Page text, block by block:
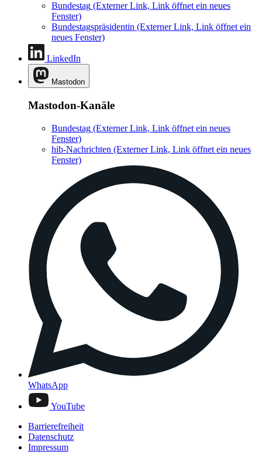
Bundestag (Externer Link, Link öffnet ein neues
Fenster)
Bundestagspräsidentin (Externer Link, Link öffnet ein
neues Fenster)
LinkedIn
Mastodon
Mastodon-Kanäle
Bundestag (Externer Link, Link öffnet ein neues
Fenster)
hib-Nachrichten (Externer Link, Link öffnet ein neues
Fenster)
WhatsApp
YouTube
Barrierefreiheit
Datenschutz
Impressum